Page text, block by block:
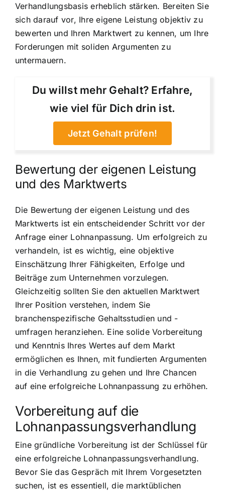
Verhandlungsbasis erheblich stärken. Bereiten Sie
sich darauf vor, Ihre eigene Leistung objektiv zu
bewerten und Ihren Marktwert zu kennen, um Ihre
Forderungen mit soliden Argumenten zu
untermauern.
Du willst mehr Gehalt? Erfahre,
wie viel für Dich drin ist.
Jetzt Gehalt prüfen!
Bewertung der eigenen Leistung
und des Marktwerts
Die Bewertung der eigenen Leistung und des
Marktwerts ist ein entscheidender Schritt vor der
Anfrage einer Lohnanpassung. Um erfolgreich zu
verhandeln, ist es wichtig, eine objektive
Einschätzung Ihrer Fähigkeiten, Erfolge und
Beiträge zum Unternehmen vorzulegen.
Gleichzeitig sollten Sie den aktuellen Marktwert
Ihrer Position verstehen, indem Sie
branchenspezifische Gehaltsstudien und -
umfragen heranziehen. Eine solide Vorbereitung
und Kenntnis Ihres Wertes auf dem Markt
ermöglichen es Ihnen, mit fundierten Argumenten
in die Verhandlung zu gehen und Ihre Chancen
auf eine erfolgreiche Lohnanpassung zu erhöhen.
Vorbereitung auf die
Lohnanpassungsverhandlung
Eine gründliche Vorbereitung ist der Schlüssel für
eine erfolgreiche Lohnanpassungsverhandlung.
Bevor Sie das Gespräch mit Ihrem Vorgesetzten
suchen, ist es essentiell, die marktüblichen